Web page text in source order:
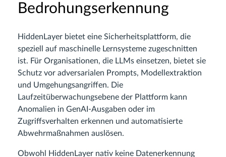
Bedrohungserkennung
HiddenLayer bietet eine Sicherheitsplattform, die
speziell auf maschinelle Lernsysteme zugeschnitten
ist. Für Organisationen, die LLMs einsetzen, bietet sie
Schutz vor adversarialen Prompts, Modellextraktion
und Umgehungsangriffen. Die
Laufzeitüberwachungsebene der Plattform kann
Anomalien in GenAI-Ausgaben oder im
Zugriffsverhalten erkennen und automatisierte
Abwehrmaßnahmen auslösen.
Obwohl HiddenLayer nativ keine Datenerkennung